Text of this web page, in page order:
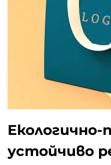
Екологично-
устойчиво